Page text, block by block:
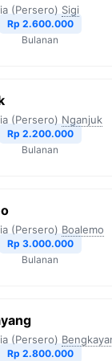
(Persero) Sigi
Rp 2.600.000
Bulanan
(Persero) Nganjuk
Rp 2.200.000
Bulanan
(Persero) Boalemo
Rp 3.000.000
Bulanan
(Persero)
Rp 2.800.000